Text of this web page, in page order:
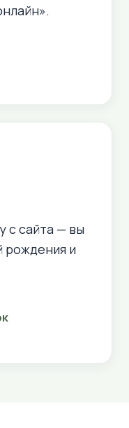
с сайта — вы
рождения и